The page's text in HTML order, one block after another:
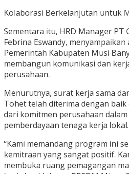
Kolaborasi Berkelanjutan untuk
Sementara itu, HRD Manager PT
Febrina Eswandy,
Pemerintah Kabupaten Musi
membangun komunikasi dan
perusahaan.
Menurutnya, surat kerja sama
Tohet telah diterima dengan baik
dari komitmen perusahaan
pemberdayaan tenaga kerja lokal.
“Kami memandang program ini
kemitraan yang sangat positif.
membuka ruang pemagangan